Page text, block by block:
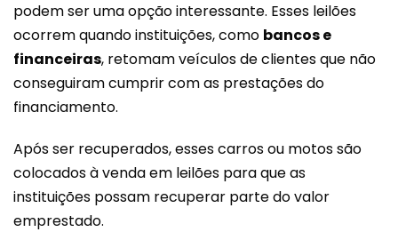
podem ser uma opção interessante. Esses leilões
ocorrem quando instituições, como bancos e
financeiras, retomam veículos de clientes que não
conseguiram cumprir com as prestações do
financiamento.
Após ser recuperados, esses carros ou motos são
colocados à venda em leilões para que as
instituições possam recuperar parte do valor
emprestado​​.